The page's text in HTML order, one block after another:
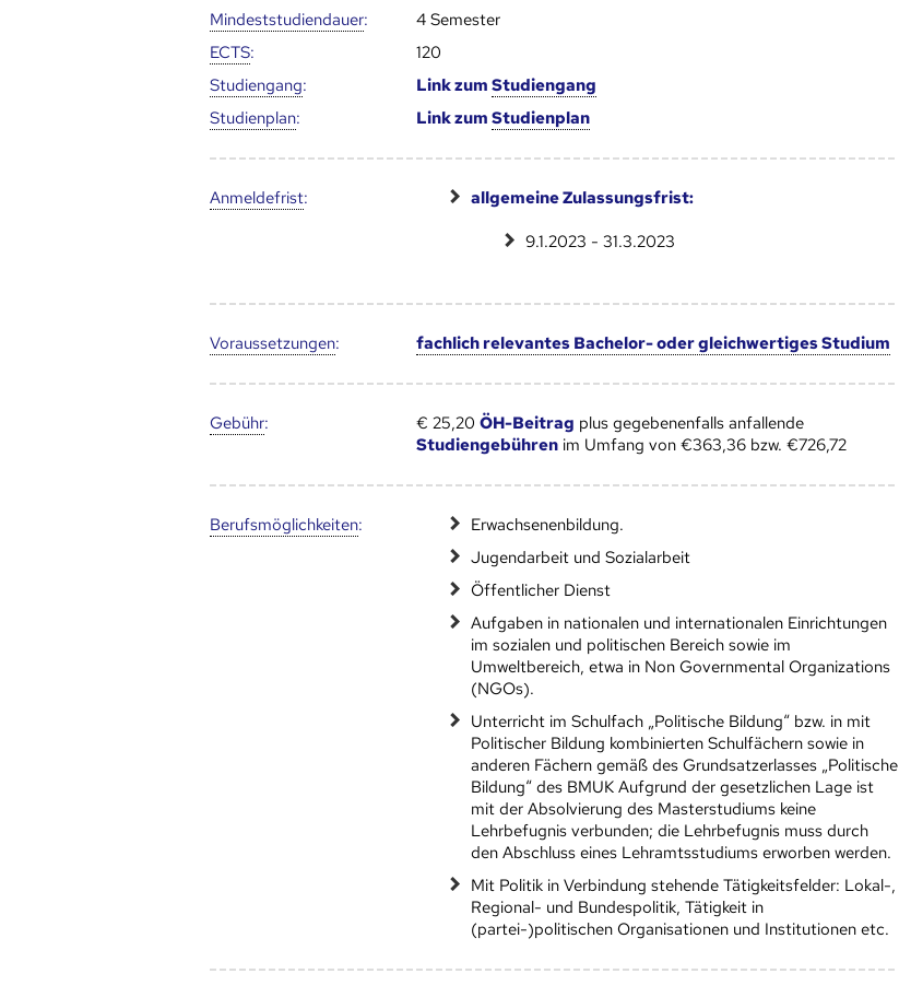
Mindest­studien­dauer:
4 Semester
ECTS:
120
Studien­gang: Link zum Studien­gang
Studien­plan: Link zum Studien­plan
Anmelde­frist: allgemeine Zulassungsfrist:
9.1.2023 - 31.3.2023
Voraus­setzungen: fachlich relevantes Bachelor- oder gleichwertiges Studium
Gebühr: € 25,20 ÖH-Beitrag plus gegebenenfalls anfallende
Studiengebührenim Umfang von €363,36 bzw. €726,72
Berufs­möglich­keiten:
Erwachsenenbildung.
Jugendarbeit und Sozialarbeit
Öffentlicher Dienst
Aufgaben in nationalen und internationalen Einrichtungen
im sozialen und politischen Bereich sowie im
Umweltbereich, etwa in Non Governmental Organizations
(NGOs).
Unterricht im Schulfach „Politische Bildung“ bzw. in mit
Politischer Bildung kombinierten Schulfächern sowie in
anderen Fächern gemäß des Grundsatzerlasses „Politische
Bildung“ des BMUK Aufgrund der gesetzlichen Lage ist
mit der Absolvierung des Masterstudiums keine
Lehrbefugnis verbunden; die Lehrbefugnis muss durch
den Abschluss eines Lehramtsstudiums erworben werden.
Mit Politik in Verbindung stehende Tätigkeitsfelder: Lokal-,
Regional- und Bundespolitik, Tätigkeit in
(partei-)politischen Organisationen und Institutionen etc.